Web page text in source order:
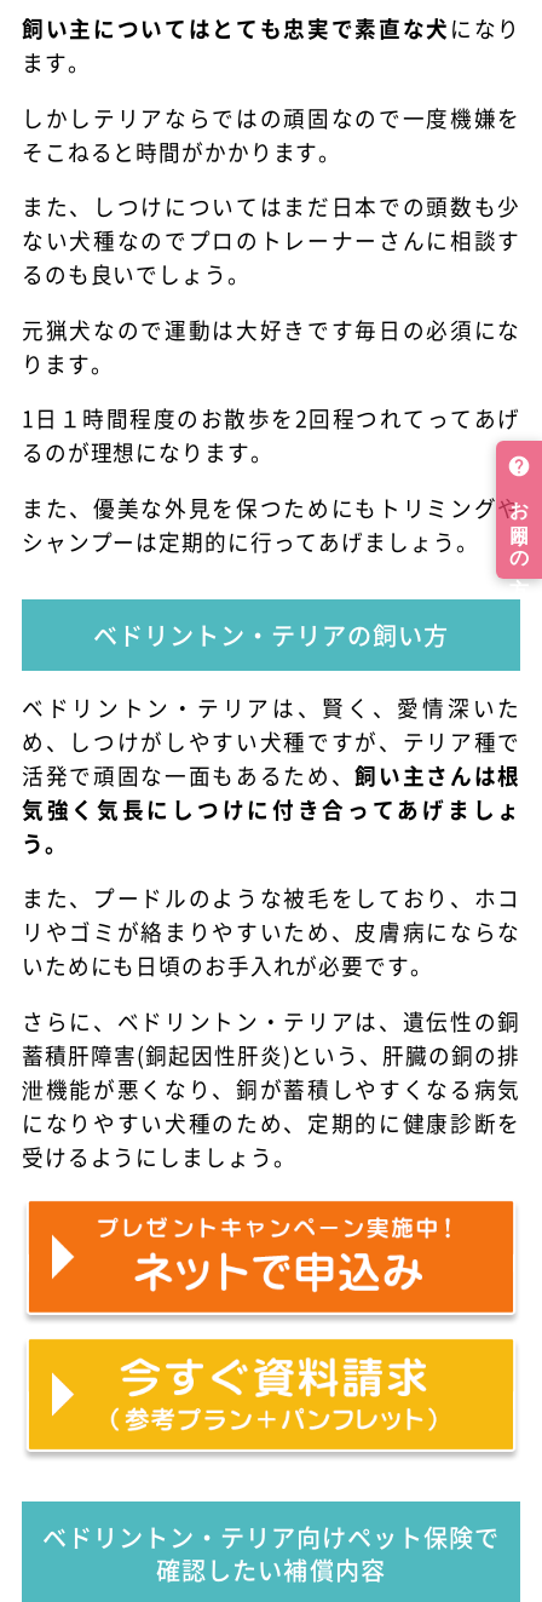
飼い主についてはとても忠実で素直な犬 になり
ます。
しかしテリアならではの頑固なので一度機嫌を
そこねると時間がかかります。
また、しつけについてはまだ日本での頭数も少
ない犬種なのでプロのトレーナーさんに相談す
るのも良いでしょう。
元猟犬なので運動は大好きです毎日の必須にな
ります。
1日１時間程度のお散歩を2回程つれてってあげ
るのが理想になります。
また、優美な外見を保つためにもトリミングや
シャンプーは定期的に行ってあげましょう。
ベドリントン・テリアの飼い方
ベドリントン・テリアは、賢く、愛情深いた
め、しつけがしやすい犬種ですが、テリア種で
活発で頑固な一面もあるため、飼い主さんは根
気強く気長にしつけに付き合ってあげましょ
う。
また、プードルのような被毛をしており、ホコ
リやゴミが絡まりやすいため、皮膚病にならな
いためにも日頃のお手入れが必要です。
さらに、ベドリントン・テリアは、遺伝性の銅
蓄積肝障害(銅起因性肝炎)という、肝臓の銅の排
泄機能が悪くなり、銅が蓄積しやすくなる病気
になりやすい犬種のため、定期的に健康診断を
受けるようにしましょう。
ベドリントン・テリア向けペット保険で
確認したい補償内容